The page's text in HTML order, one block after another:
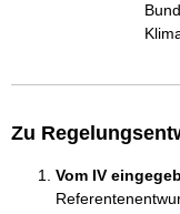
Zu
Vom IV